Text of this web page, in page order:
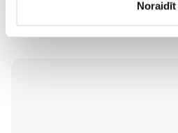
Noraidīt
Vēl no šī zīmola